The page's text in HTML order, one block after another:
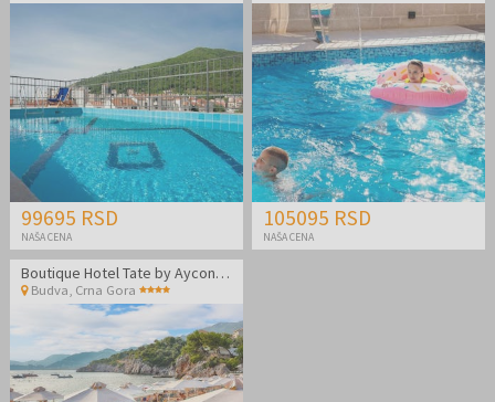
99695 RSD
NAŠA CENA
105095 RSD
NAŠA CENA
Boutique Hotel Tate by Aycon - Porodično leto u Budvi
Budva Crna Gora